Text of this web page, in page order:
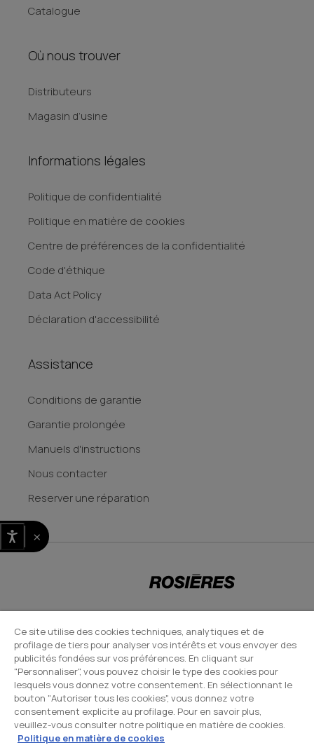
Catalogue
Où nous trouver
Distributeurs
Magasin d’usine
Informations légales
Politique de confidentialité
Politique en matière de cookies
Centre de préférences de la confidentialité
Code d'éthique
Data Act Policy
Déclaration d'accessibilité
Assistance
Conditions de garantie
Garantie prolongée
Manuels d'instructions
Nous contacter
Reserver une réparation
CANDY HOOVER GROUP S.r.I. - Associé unique - SIÈGE SOCIAL : Via Comolli,
57 - 20861 Brugherio (MB) - Italie - SIÈGES ADMINISTRATIFS : Via Privata
Eden Fumagalli snc - 20861 Brugherio (MB) et Via Trento n. 20/A-22 -
20871 Vimercate (MB) - Italie - Tél. : +39.039.2086.1 - Fax :
+39.039.2086.237 - Capital social 35 000 000,00 € iv - Cod. Code fiscal et
numéro d'inscription au registre du commerce de Milan-Monza-
Brianza-Lodi 04666310158 - Numéro de TVA 00786860965 - Numéro
×
Ce site utilise des cookies techniques, analytiques et de
profilage de tiers pour analyser vos intérêts et vous envoyer des
publicités fondées sur vos préférences. En cliquant sur
"Personnaliser", vous pouvez choisir le type des cookies pour
lesquels vous donnez votre consentement. En sélectionnant le
bouton "Autoriser tous les cookies", vous donnez votre
consentement explicite au profilage. Pour en savoir plus,
veuillez-vous consulter notre politique en matière de cookies.
Politique en matière de cookies